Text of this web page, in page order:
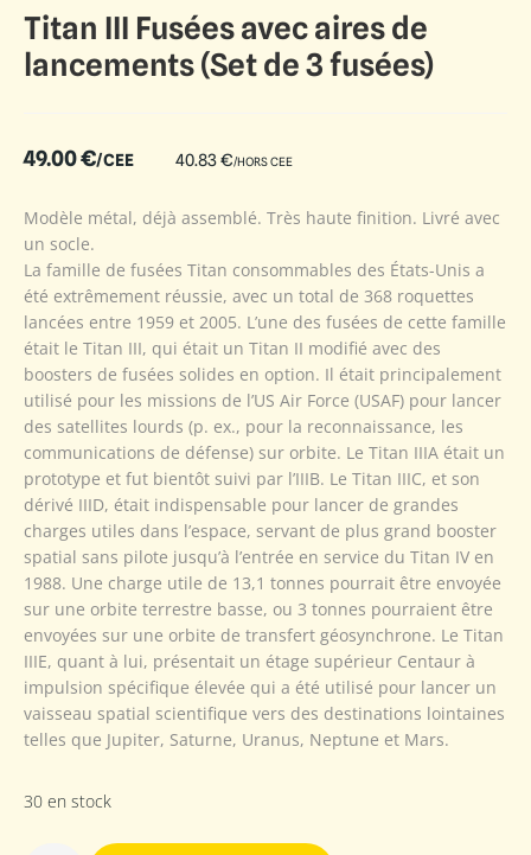
Titan III Fusées avec aires de
lancements (Set de 3 fusées)
49.00€/CEE 40.83€/HORS CEE
Modèle métal, déjà assemblé. Très haute finition. Livré avec
un socle.
La famille de fusées Titan consommables des États-Unis a
été extrêmement réussie, avec un total de 368 roquettes
lancées entre 1959 et 2005. L’une des fusées de cette famille
était le Titan III, qui était un Titan II modifié avec des
boosters de fusées solides en option. Il était principalement
utilisé pour les missions de l’US Air Force (USAF) pour lancer
des satellites lourds (p. ex., pour la reconnaissance, les
communications de défense) sur orbite. Le Titan IIIA était un
prototype et fut bientôt suivi par l’IIIB. Le Titan IIIC, et son
dérivé IIID, était indispensable pour lancer de grandes
charges utiles dans l’espace, servant de plus grand booster
spatial sans pilote jusqu’à l’entrée en service du Titan IV en
1988. Une charge utile de 13,1 tonnes pourrait être envoyée
sur une orbite terrestre basse, ou 3 tonnes pourraient être
envoyées sur une orbite de transfert géosynchrone. Le Titan
IIIE, quant à lui, présentait un étage supérieur Centaur à
impulsion spécifique élevée qui a été utilisé pour lancer un
vaisseau spatial scientifique vers des destinations lointaines
telles que Jupiter, Saturne, Uranus, Neptune et Mars.
30 en stock